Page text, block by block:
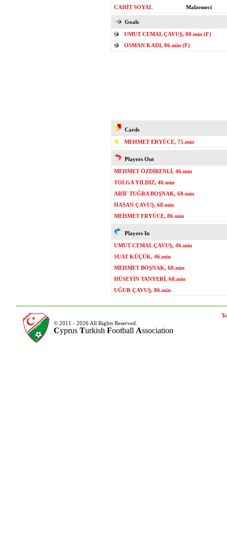
CAHİT SOYAL
Malzemeci
Goals
UMUT CEMAL ÇAVUŞ, 80.min (F)
OSMAN KADI, 86.min (F)
Cards
MEHMET ERYÜCE, 75.min
Players Out
MEHMET ÖZDİRENLİ, 46.min
TOLGA YILDIZ, 46.min
ARİF TUĞRA BOŞNAK, 68.min
HASAN ÇAVUŞ, 68.min
MEHMET ERYÜCE, 86.min
Players In
UMUT CEMAL ÇAVUŞ, 46.min
SUAT KÜÇÜK, 46.min
MEHMET BOŞNAK, 68.min
HÜSEYİN TANYERİ, 68.min
UĞUR ÇAVUŞ, 86.min
© 2011 - 2026 All Rights Reserved.
Cyprus Turkish Football Association